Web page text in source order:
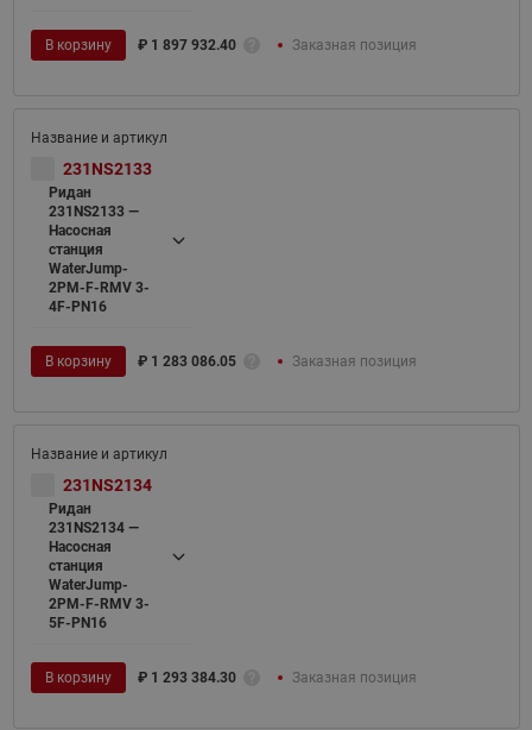
В корзину ₽ 1 897 932.40 Заказная позиция
231NS2133
Ридан
231NS2133 —
Насосная
станция
WaterJump-
2PM-F-RMV 3-
4F-PN16
В корзину ₽ 1 283 086.05 Заказная позиция
231NS2134
Ридан
231NS2134 —
Насосная
станция
WaterJump-
2PM-F-RMV 3-
5F-PN16
В корзину ₽ 1 293 384.30 Заказная позиция